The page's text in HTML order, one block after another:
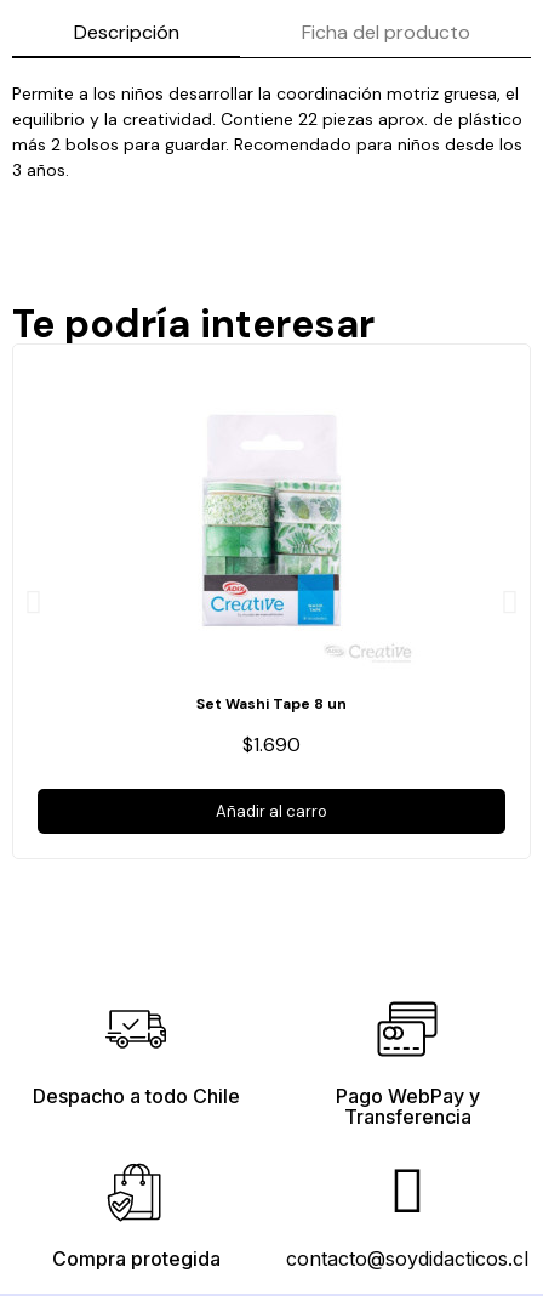
Descripción Ficha del producto
Permite a los niños desarrollar la coordinación motriz gruesa, el
equilibrio y la creatividad. Contiene 22 piezas aprox. de plástico
más 2 bolsos para guardar. Recomendado para niños desde los
3 años.
Te podría interesar
Set Washi Tape 8 un
$1.690
Añadir al carro
Despacho a todo Chile
Pago WebPay y
Transferencia
Compra protegida contacto@soydidacticos.cl